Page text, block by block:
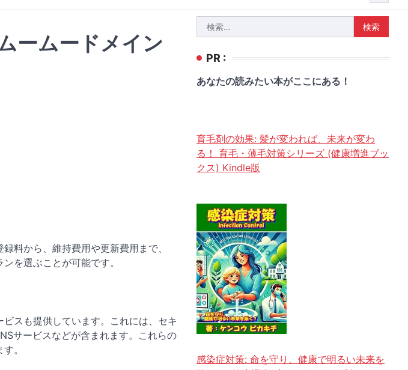
ームードメイン
料から、維持費用や更新費用まで、
を選ぶことが可能です。
スも提供しています。これには、セキ
サービスなどが含まれます。これらの
。
索:
PR :
あなたの読みたい本がここにある！
育毛剤の効果: 髪が変われば、未来が変わ
る！ 育毛・薄毛対策シリーズ (健康増進ブッ
クス) Kindle版
感染症対策: 命を守り、健康で明るい未来を